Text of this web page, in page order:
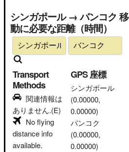
シンガポール → バンコク 移
動に必要な距離（時間）
Transport
Methods
関連情報は
ありません.(E)
No flying
distance info
available.
GPS 座標
シンガポール
(0.00000,
0.00000)
バンコク
(0.00000,
0.00000)